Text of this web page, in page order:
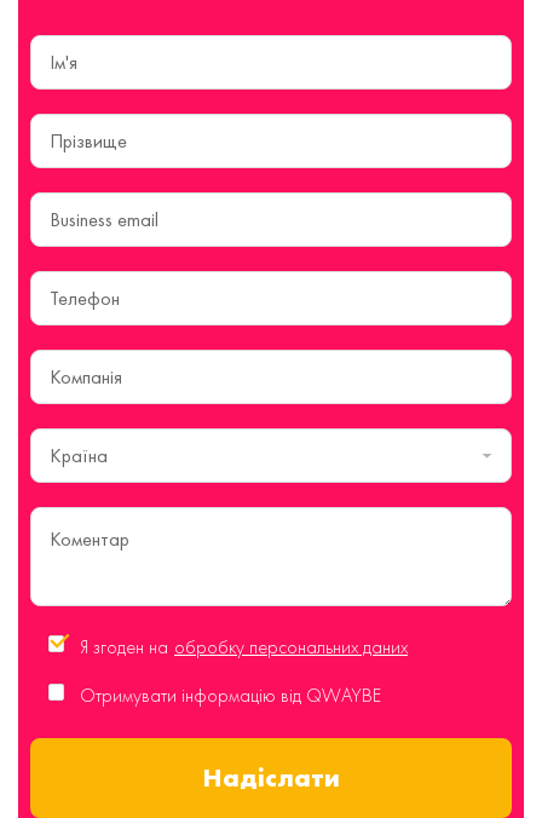
Країна
Я згоден на обробку персональних даних
Отримувати інформацію від QWAYBE
Надіслати